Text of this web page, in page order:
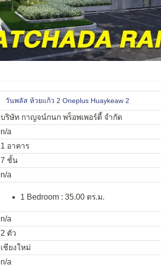
วันพลัส ห้วยแก้ว 2 Oneplus Huaykeaw 2
บริษัท กาญจน์กนก พร็อพเพอร์ตี้ จำกัด
n/a
1 อาคาร
7 ชั้น
n/a
1 Bedroom : 35.00 ตร.ม.
n/a
2 ตัว
เชียงใหม่
n/a